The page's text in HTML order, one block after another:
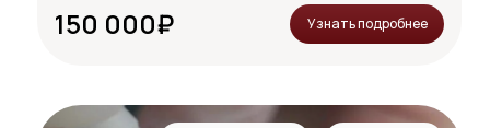
150 000₽ Узнать подробнее